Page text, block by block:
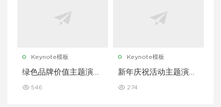
Keynote模板
绿色品牌价值主题演讲
546
Keynote模板
新年庆祝活动主题演讲
274